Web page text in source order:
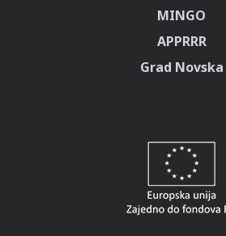
MINGO
APPRRR
Grad Novska